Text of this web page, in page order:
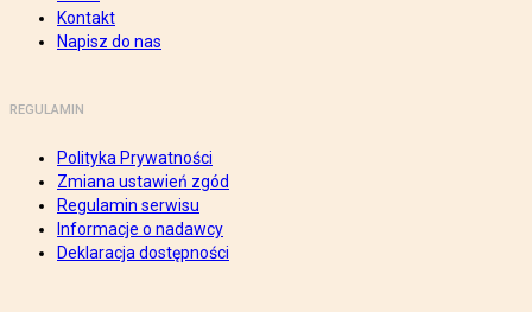
Kontakt
Napisz do nas
REGULAMIN
Polityka Prywatności
Zmiana ustawień zgód
Regulamin serwisu
Informacje o nadawcy
Deklaracja dostępności